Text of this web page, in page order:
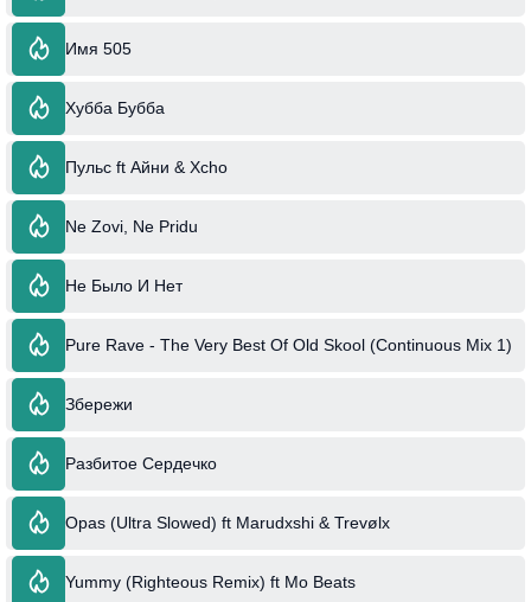
Имя 505
Хубба Бубба
Пульс ft Айни & Xcho
Ne Zovi, Ne Pridu
Не Было И Нет
Pure Rave - The Very Best Of Old Skool (Continuous Mix 1)
Збережи
Разбитое Сердечко
Opas (Ultra Slowed) ft Marudxshi & Trevølx
Yummy (Righteous Remix) ft Mo Beats